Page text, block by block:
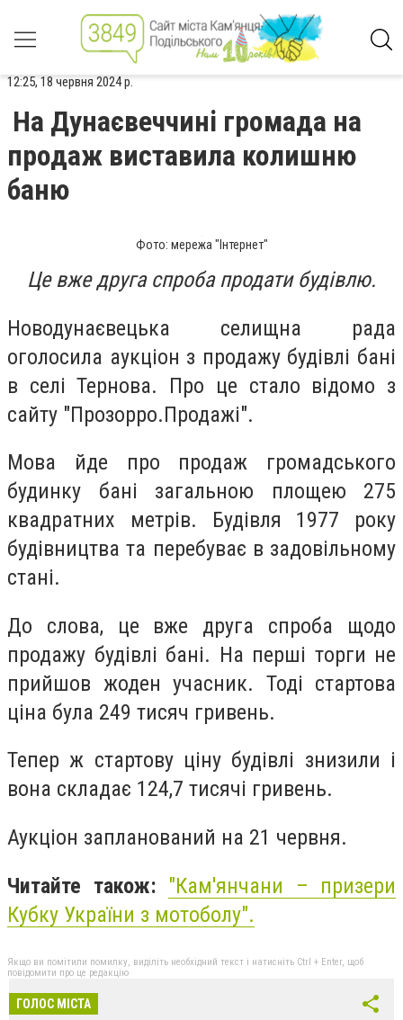
12:25, 18 червня 2024 р.
На Дунаєвеччині громада на
продаж виставила колишню
баню
Фото: мережа "Інтернет"
Це вже друга спроба продати будівлю.
Новодунаєвецька селищна рада
оголосила аукціон з продажу будівлі бані
в селі Тернова. Про це стало відомо з
сайту "Прозорро.Продажі".
Мова йде про продаж громадського
будинку бані загальною площею 275
квадратних метрів. Будівля 1977 року
будівництва та перебуває в задовільному
стані.
До слова, це вже друга спроба щодо
продажу будівлі бані. На перші торги не
прийшов жоден учасник. Тоді стартова
ціна була 249 тисяч гривень.
Тепер ж стартову ціну будівлі знизили і
вона складає 124,7 тисячі гривень.
Аукціон запланований на 21 червня.
Читайте також: "Кам'янчани – призери
Кубку України з мотоболу".
Якщо ви помітили помилку, виділіть необхідний текст і натисніть Ctrl + Enter, щоб
повідомити про це редакцію
ГОЛОС МІСТА